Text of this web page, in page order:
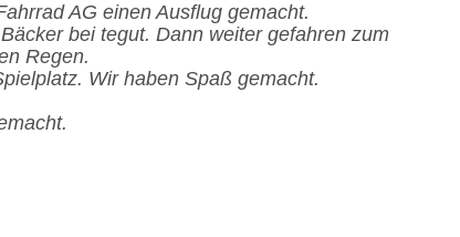
AG einen Ausflug gemacht.
bei tegut. Dann weiter gefahren zum
Regen.
Wir haben Spaß gemacht.